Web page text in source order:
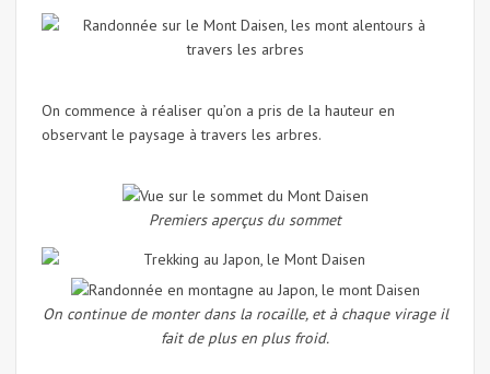
On commence à réaliser qu’on a pris de la hauteur en
observant le paysage à travers les arbres.
Premiers aperçus du sommet
On continue de monter dans la rocaille, et à chaque virage il
fait de plus en plus froid.